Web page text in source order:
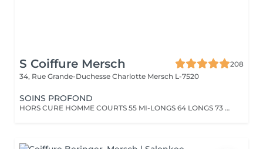
S Coiffure Mersch
208
34, Rue Grande-Duchesse Charlotte Mersch L-7520
SOINS PROFOND
HORS CURE HOMME COURTS 55 MI-LONGS 64 LONGS 73 HORS CURE FEMME COURTS 82 MI- LONGS94 LONGS 106